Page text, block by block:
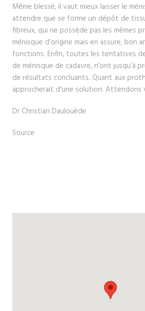
Même blessé, il vaut mieux laisser le
attendre que se forme un dépôt de
fibreux, qui ne possède pas les mêmes
ménisque d’origine mais en assure, bon
fonctions. Enfin, toutes les tentatives
de ménisque de cadavre, n’ont jusqu’à
de résultats concluants. Quant aux
approcherait d’une solution. Attendons
Dr Christian Daulouède
Source